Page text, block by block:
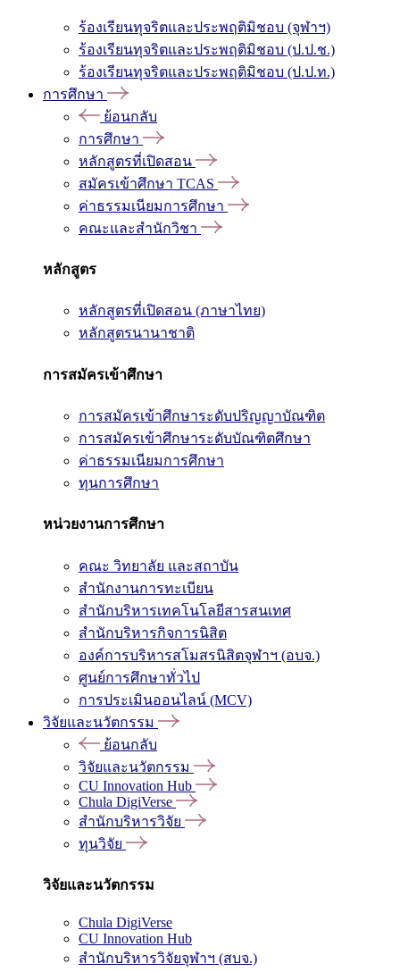
ร้องเรียนทุจริตและประพฤติมิชอบ (จุฬาฯ)
ร้องเรียนทุจริตและประพฤติมิชอบ (ป.ป.ช.)
ร้องเรียนทุจริตและประพฤติมิชอบ (ป.ป.ท.)
การศึกษา
ย้อนกลับ
การศึกษา
หลักสูตรที่เปิดสอน
สมัครเข้าศึกษา TCAS
ค่าธรรมเนียมการศึกษา
คณะและสำนักวิชา
หลักสูตร
หลักสูตรที่เปิดสอน (ภาษาไทย)
หลักสูตรนานาชาติ
การสมัครเข้าศึกษา
การสมัครเข้าศึกษาระดับปริญญาบัณฑิต
การสมัครเข้าศึกษาระดับบัณฑิตศึกษา
ค่าธรรมเนียมการศึกษา
ทุนการศึกษา
หน่วยงานการศึกษา
คณะ วิทยาลัย และสถาบัน
สำนักงานการทะเบียน
สำนักบริหารเทคโนโลยีสารสนเทศ
สำนักบริหารกิจการนิสิต
องค์การบริหารสโมสรนิสิตจุฬาฯ (อบจ.)
ศูนย์การศึกษาทั่วไป
การประเมินออนไลน์ (MCV)
วิจัยและนวัตกรรม
ย้อนกลับ
วิจัยและนวัตกรรม
CU Innovation Hub
Chula DigiVerse
สำนักบริหารวิจัย
ทุนวิจัย
วิจัยและนวัตกรรม
Chula DigiVerse
CU Innovation Hub
สำนักบริหารวิจัยจุฬาฯ (สบจ.)